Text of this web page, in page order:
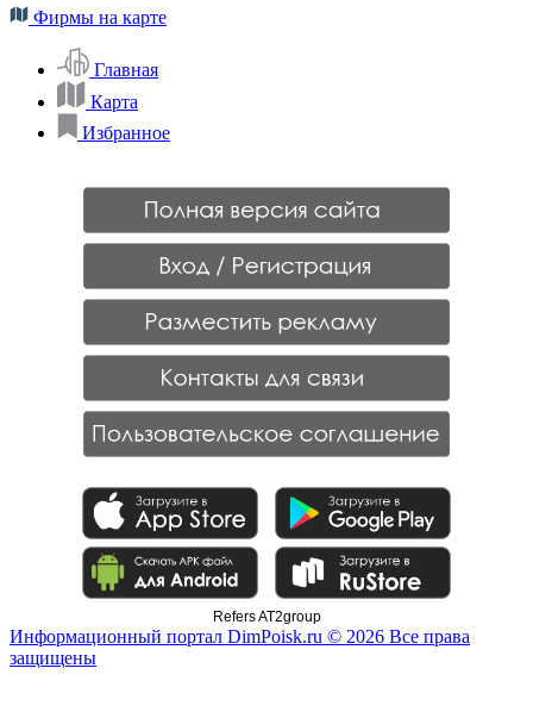
Фирмы на карте
Главная
Карта
Избранное
Refers AT2group
Информационный портал DimPoisk.ru © 2026 Все права
защищены